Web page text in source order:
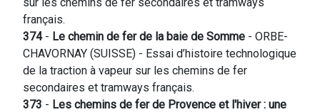
français.
374 - Le chemin de fer de la baie de Somme - ORBE-
CHAVORNAY (SUISSE) - Essai d’histoire technologique
de la traction à vapeur sur les chemins de fer
secondaires et tramways français.
373 - Les chemins de fer de Provence et l'hiver : une